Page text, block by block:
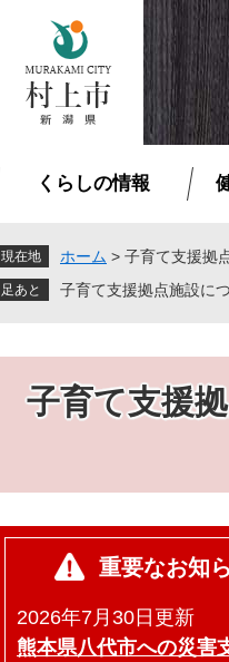
くらしの情報
現在地 ホーム > 子育て支援拠
子育て支援拠点施設に
子育て支援
重要なお知
2026年7月30日更新
熊本県八代市への災害